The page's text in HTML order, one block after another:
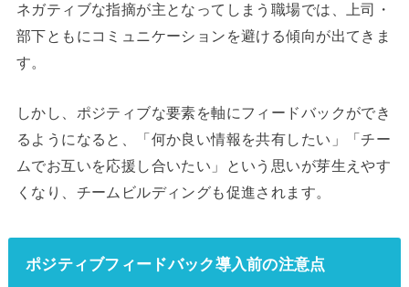
ネガティブな指摘が主となってしまう職場では、上司・
部下ともにコミュニケーションを避ける傾向が出てきま
す。
しかし、ポジティブな要素を軸にフィードバックができ
るようになると、「何か良い情報を共有したい」「チー
ムでお互いを応援し合いたい」という思いが芽生えやす
くなり、チームビルディングも促進されます。
ポジティブフィードバック導入前の注意点